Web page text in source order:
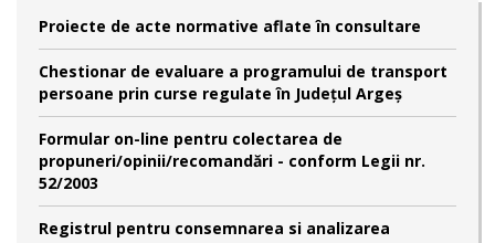
Proiecte de acte normative aflate în consultare
Chestionar de evaluare a programului de transport
persoane prin curse regulate în Județul Argeș
Formular on-line pentru colectarea de
propuneri/opinii/recomandări - conform Legii nr.
52/2003
Registrul pentru consemnarea si analizarea